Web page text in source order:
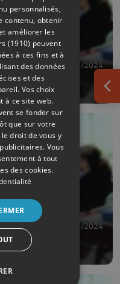
18/05/2024
19/04/2024
personnalisés,
contenu, obtenir
améliorer les
(1910) peuvent
à ces fins et à
des données
et des
Vos choix
à ce site web.
se fonder sur
que sur votre
droit de vous y
. Vous
à tout
des cookies.